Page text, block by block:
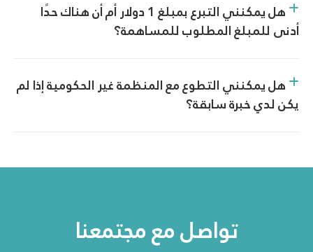
هل يمكنني التبرع بمبلغ 1 دولار أم أن هناك حدًا
أدنى للمبلغ المطلوب للمساهمة؟
هل يمكنني التطوع مع المنظمة غير الحكومية إذا لم
يكن لدي خبرة سابقة؟
تواصل مع مجتمعنا